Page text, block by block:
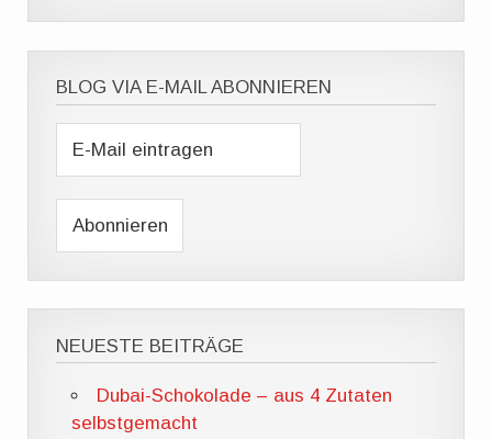
BLOG VIA E-MAIL ABONNIEREN
NEUESTE BEITRÄGE
Dubai-Schokolade – aus 4 Zutaten
selbstgemacht